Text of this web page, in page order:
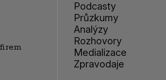
Podcasty
Průzkumy
Analýzy
Rozhovory
Medializace
Zpravodaje